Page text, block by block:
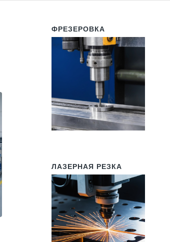
ФРЕЗЕРОВКА
ЛАЗЕРНАЯ РЕЗКА